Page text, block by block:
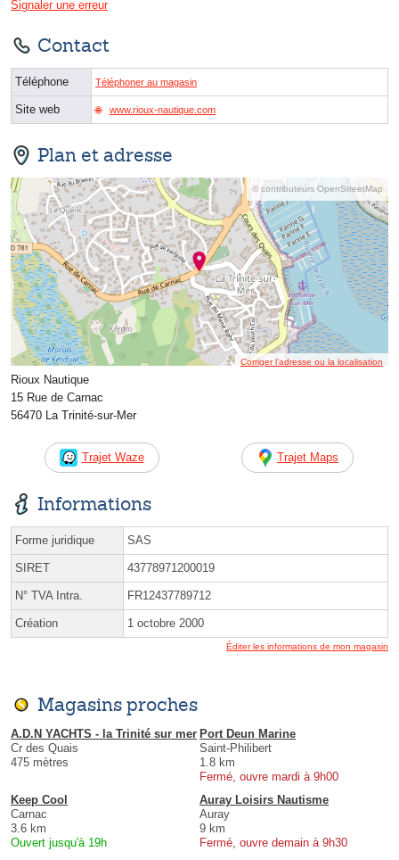
Signaler une erreur
Contact
Téléphone Téléphoner au magasin
Site web www.rioux-nautique.com
Plan et adresse
© contributeurs OpenStreetMap
Corriger l’adresse ou la localisation
Rioux Nautique
15 Rue de Carnac
56470 La Trinité-sur-Mer
Trajet Waze Trajet Maps
Informations
Forme juridique SAS
SIRET 43778971200019
N° TVA Intra. FR12437789712
Création 1 octobre 2000
Éditer les informations de mon magasin
Magasins proches
A.D.N YACHTS - la Trinité sur mer
Cr des Quais
475 mètres
Port Deun Marine
Saint-Philibert
1.8 km
Fermé, ouvre mardi à 9h00
Keep Cool
Carnac
3.6 km
Ouvert jusqu'à 19h
Auray Loisirs Nautisme
Auray
9 km
Fermé, ouvre demain à 9h30